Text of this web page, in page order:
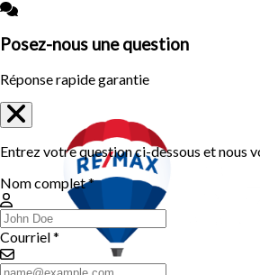
Posez-nous une question
Réponse rapide garantie
Entrez votre question ci-dessous et nous
Nom complet *
Courriel *